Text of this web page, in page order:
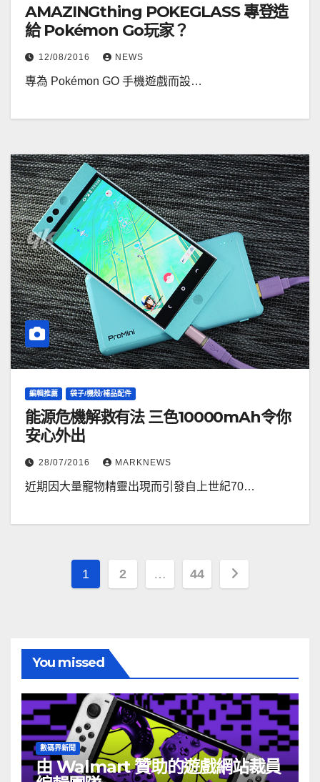
AMAZINGthing POKEGLASS 專登造
給 Pokémon Go玩家？
12/08/2016 NEWS
專為 Pokémon GO 手機遊戲而設…
編輯推薦 袋子/機殼/補品配件
能源危機解救有法 三色10000mAh令你
安心外出
28/07/2016 MARKNEWS
近期因大量寵物精靈出現而引發自上世紀70…
文
頁
1 2 … 44
You missed
數碼界新聞
由 Walmart 贊助的遊戲網站裁員